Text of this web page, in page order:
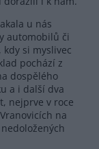
u nás
automobilů či
si myslivec
pochází z
dospělého
a i další dva
nejprve v roce
na